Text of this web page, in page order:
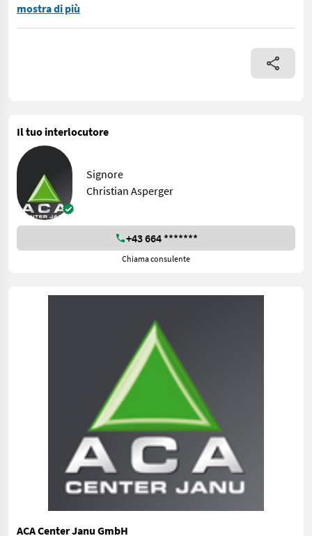
Der brandneue Outlander Pro STD T HD5 kommt mit einem
mostra di più
Il tuo interlocutore
Signore
Christian Asperger
+43 664 *******
Chiama consulente
ACA Center Janu GmbH